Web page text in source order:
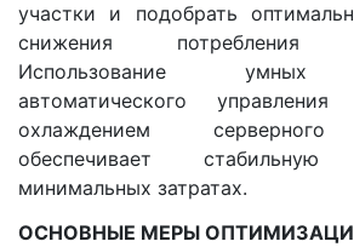
участки и подобрать
снижения потребления
Использование умных
автоматического
охлаждением серверного
обеспечивает
минимальных затратах.
ОСНОВНЫЕ МЕРЫ